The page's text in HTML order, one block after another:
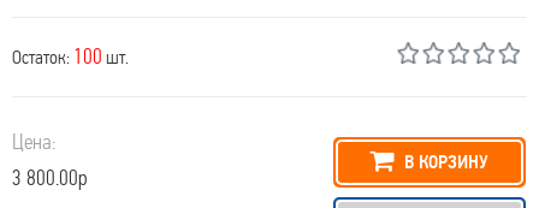
Остаток: 100 шт.
Цена:
3 800.00р
В КОРЗИНУ